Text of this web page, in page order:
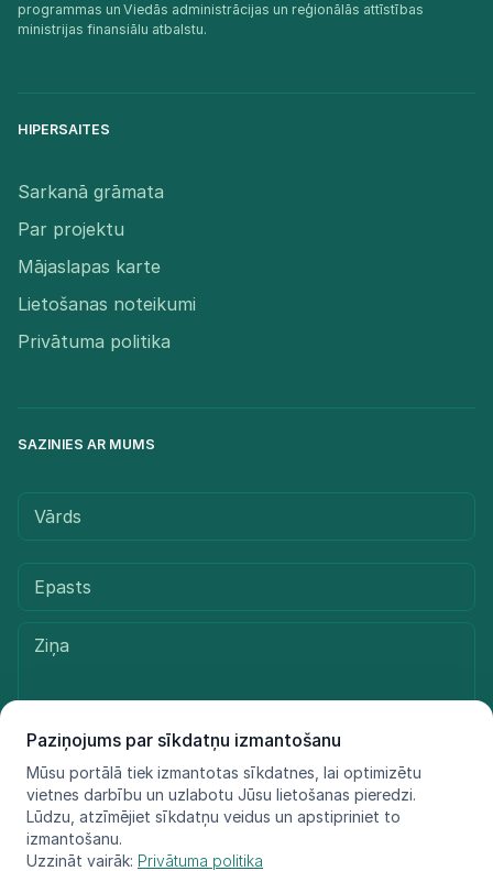
Paziņojums par sīkdatņu izmantošanu
Mūsu portālā tiek izmantotas sīkdatnes, lai optimizētu
vietnes darbību un uzlabotu Jūsu lietošanas pieredzi.
Lūdzu, atzīmējiet sīkdatņu veidus un apstipriniet to
izmantošanu.
Uzzināt vairāk: Privātuma politika
programmas un Viedās administrācijas un reģionālās attīstības
ministrijas finansiālu atbalstu.​
HIPERSAITES
Sarkanā grāmata
Par projektu
Mājaslapas karte
Lietošanas noteikumi
Privātuma politika
SAZINIES AR MUMS
Sūtīt ziņu